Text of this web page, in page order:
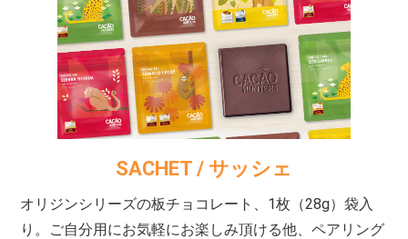
SACHET / サッシェ
オリジンシリーズの板チョコレート、1枚（28g）袋入
り。ご自分用にお気軽にお楽しみ頂ける他、ペアリング